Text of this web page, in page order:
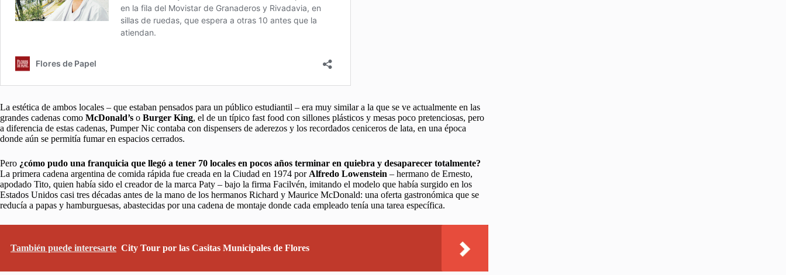
La estética de ambos locales – que estaban pensados para un público estudiantil – era muy similar a la que se ve actualmente en las
grandes cadenas como McDonald’s o Burger King, el de un típico fast food con sillones plásticos y mesas poco pretenciosas, pero
a diferencia de estas cadenas, Pumper Nic contaba con dispensers de aderezos y los recordados ceniceros de lata, en una época
donde aún se permitía fumar en espacios cerrados.
Pero ¿cómo pudo una franquicia que llegó a tener 70 locales en pocos años terminar en quiebra y desaparecer totalmente?
La primera cadena argentina de comida rápida fue creada en la Ciudad en 1974 por Alfredo Lowenstein – hermano de Ernesto,
apodado Tito, quien había sido el creador de la marca Paty – bajo la firma Facilvén, imitando el modelo que había surgido en los
Estados Unidos casi tres décadas antes de la mano de los hermanos Richard y Maurice McDonald: una oferta gastronómica que se
reducía a papas y hamburguesas, abastecidas por una cadena de montaje donde cada empleado tenía una tarea específica.
También puede interesarte City Tour por las Casitas Municipales de Flores